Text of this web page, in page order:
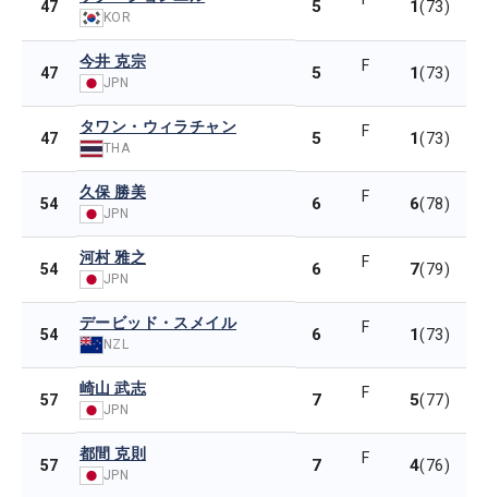
47
KOR
5 1(73)
47
今井 克宗
JPN 5 F 1(73)
47
タワン・ウィラチャン
THA 5 F 1(73)
54
久保 勝美
JPN 6 F 6(78)
54
河村 雅之
JPN 6 F 7(79)
54
デービッド・スメイル
NZL 6 F 1(73)
57
崎山 武志
JPN 7 F 5(77)
57
都間 克則
JPN 7 F 4(76)